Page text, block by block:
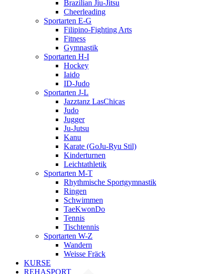
Brazilian Jiu-Jitsu
Cheerleading
Sportarten E-G
Filipino-Fighting Arts
Fitness
Gymnastik
Sportarten H-I
Hockey
Iaido
ID-Judo
Sportarten J-L
Jazztanz LasChicas
Judo
Jugger
Ju-Jutsu
Kanu
Karate (GoJu-Ryu Stil)
Kinderturnen
Leichtathletik
Sportarten M-T
Rhythmische Sportgymnastik
Ringen
Schwimmen
TaeKwonDo
Tennis
Tischtennis
Sportarten W-Z
Wandern
Weisse Fräck
KURSE
REHASPORT